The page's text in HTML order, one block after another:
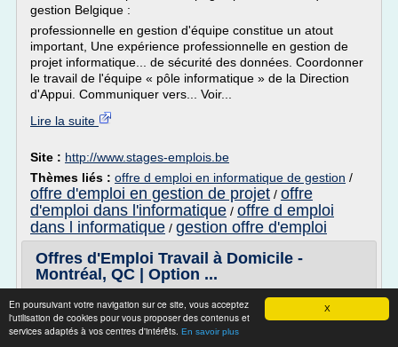
X
En poursuivant votre navigation sur ce site, vous acceptez
l'utilisation de cookies pour vous proposer des contenus et
services adaptés à vos centres d'intérêts. En savoir plus
gestion Belgique :
professionnelle en gestion d'équipe constitue un atout
important, Une expérience professionnelle en gestion de
projet informatique... de sécurité des données. Coordonner
le travail de l'équipe « pôle informatique » de la Direction
d'Appui. Communiquer vers... Voir...
Lire la suite
Site : http://www.stages-emplois.be
Thèmes liés : offre d emploi en informatique de gestion /
offre d'emploi en gestion de projet / offre
d'emploi dans l'informatique / offre d emploi
dans l informatique / gestion offre d'emploi
Offres d'Emploi Travail à Domicile -
Montréal, QC | Option ...
Offres d'Emploi Travail à Domicile - Montréal, QC
Enregistrer comme alerte
1 à 20 de 90 offres d'emploi